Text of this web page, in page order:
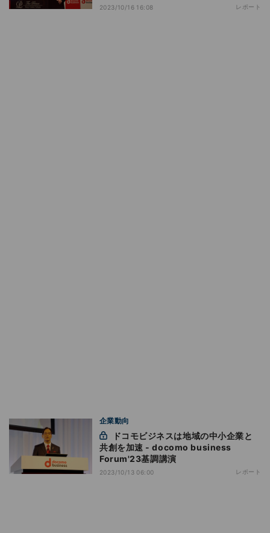
2023/10/16 16:08 レポート
企業動向
共創を加速 - docomo business
Forum'23基調講演
2023/10/13 06:00 レポート